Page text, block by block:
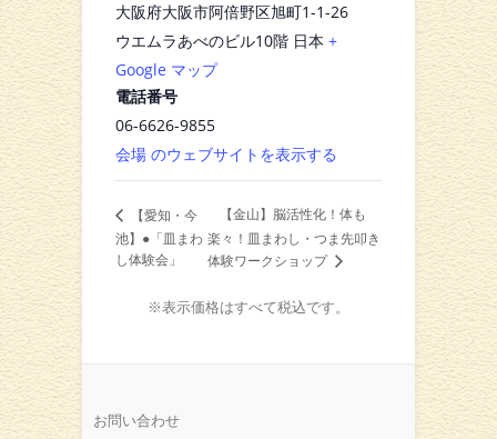
大阪府大阪市阿倍野区旭町1-1-26
ウエムラあべのビル10階 日本 +
Google マップ
電話番号
06-6626-9855
会場 のウェブサイトを表示する
【愛知・今
池】●「皿まわ
し体験会」
【金山】脳活性化！体も
楽々！皿まわし・つま先叩き
体験ワークショップ
※表示価格はすべて税込です。
お問い合わせ